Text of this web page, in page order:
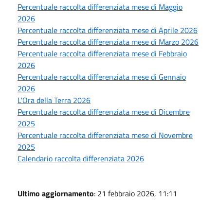
Percentuale raccolta differenziata mese di Maggio
2026
Percentuale raccolta differenziata mese di Aprile 2026
Percentuale raccolta differenziata mese di Marzo 2026
Percentuale raccolta differenziata mese di Febbraio
2026
Percentuale raccolta differenziata mese di Gennaio
2026
L'Ora della Terra 2026
Percentuale raccolta differenziata mese di Dicembre
2025
Percentuale raccolta differenziata mese di Novembre
2025
Calendario raccolta differenziata 2026
Ultimo aggiornamento: 21 febbraio 2026, 11:11